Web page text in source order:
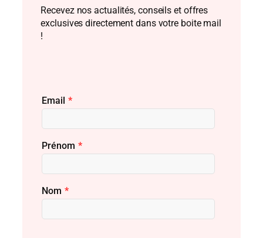
Recevez nos actualités, conseils et offres
exclusives directement dans votre boite mail
!
Email *
Prénom *
Nom *